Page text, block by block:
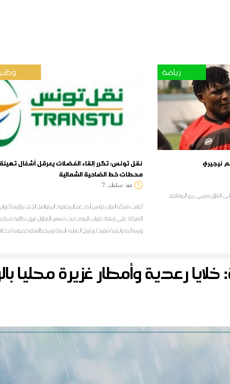
نقل تونس: تكرر إلقاء الفضلات يعرقل أشغال تهيئة
محطات خط الضاحية الشمالية
منذ ساعات 7
أعلنت شركة النقل بتونس أنه رغم المجهود المتواصل الذي يؤمّنه أعوان
الشركة على امتداد فترات اليوم حيث تسهر بالتداول فرق نظافة
ومسائية وليلية تنفيذ لبرنامج العناية بالبيئة وبمحطاتها وخصوصا
الخط ت.ح.م مازالت عرضة للاعتداءات من قبل المتساكنين وأصحاب
المحلات التجارية المجاورين لهذه الفضاءات
رياضة
نيجيري
اتفاق رسمي مع المهاجم
رعدية وأمطار غزيرة محليا